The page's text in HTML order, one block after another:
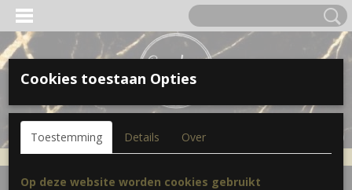
Inloggen Registreren
(0)
Home >Accessoires>Deco
Cookies toestaan Opties
Toestemming Details Over
Op deze website worden cookies gebruikt